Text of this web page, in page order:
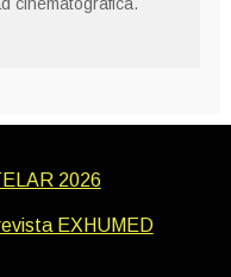
2026
EXHUMED